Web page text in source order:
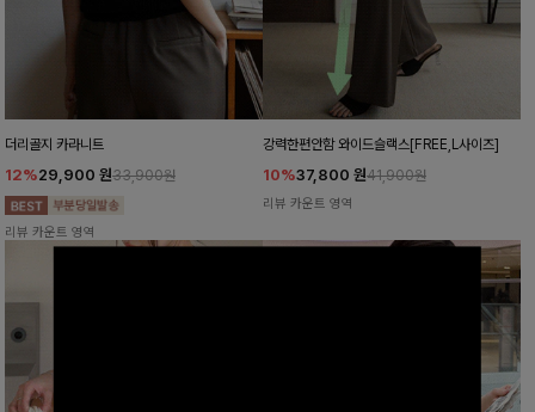
더리골지 카라니트
12%29,900 원33,900원
리뷰 카운트 영역
강력한편안함 와이드슬랙스[FREE,L사이즈]
10%37,800 원41,900원
리뷰 카운트 영역